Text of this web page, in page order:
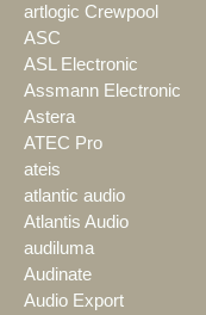
artlogic Crewpool
ASC
ASL Electronic
Assmann Electronic
Astera
ATEC Pro
ateis
atlantic audio
Atlantis Audio
audiluma
Audinate
Audio Export